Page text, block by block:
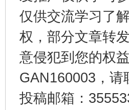
仅供交流学习了
权，部分文章转
意侵犯到您的权
GAN160003，请
投稿邮箱：